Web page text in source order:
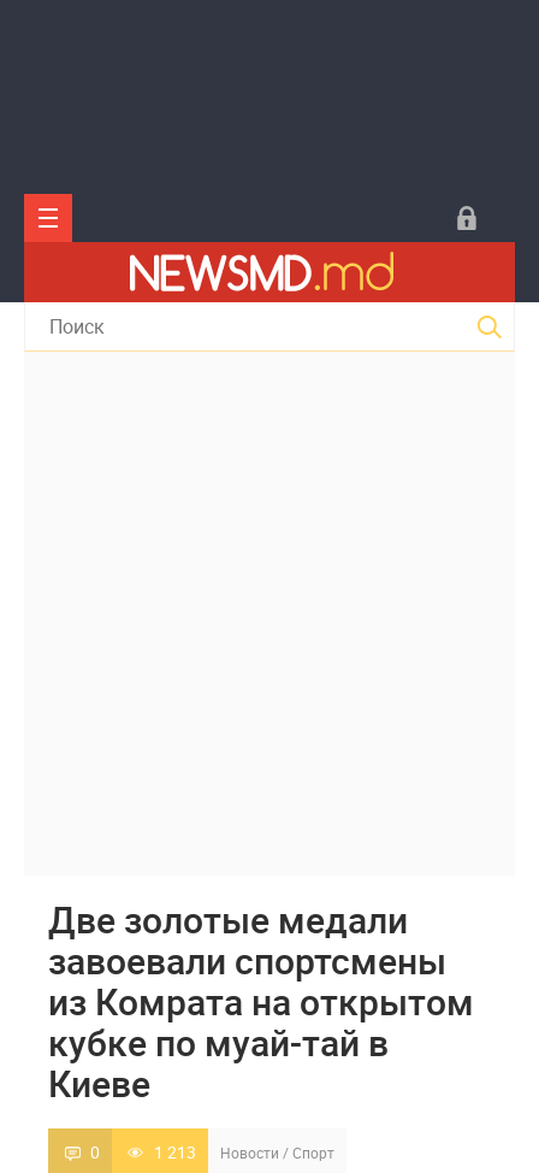
Две золотые медали
завоевали спортсмены
из Комрата на открытом
кубке по муай-тай в
Киеве
0 1 213 Новости /Спорт